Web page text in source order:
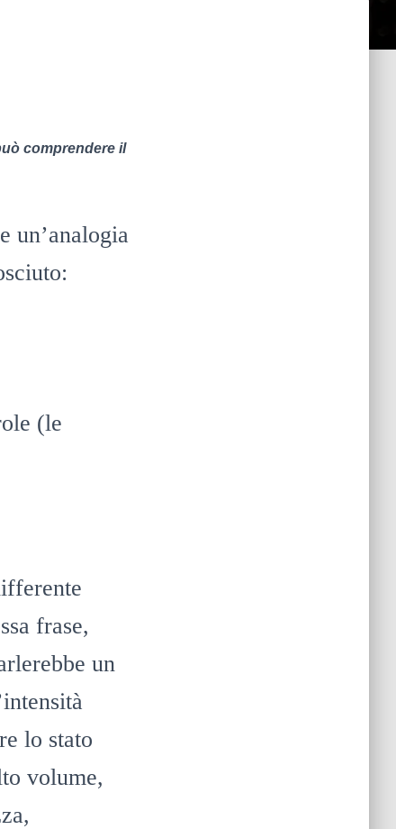
comprendere il
un’analogia
(le
frase,
un
lo stato
volume,